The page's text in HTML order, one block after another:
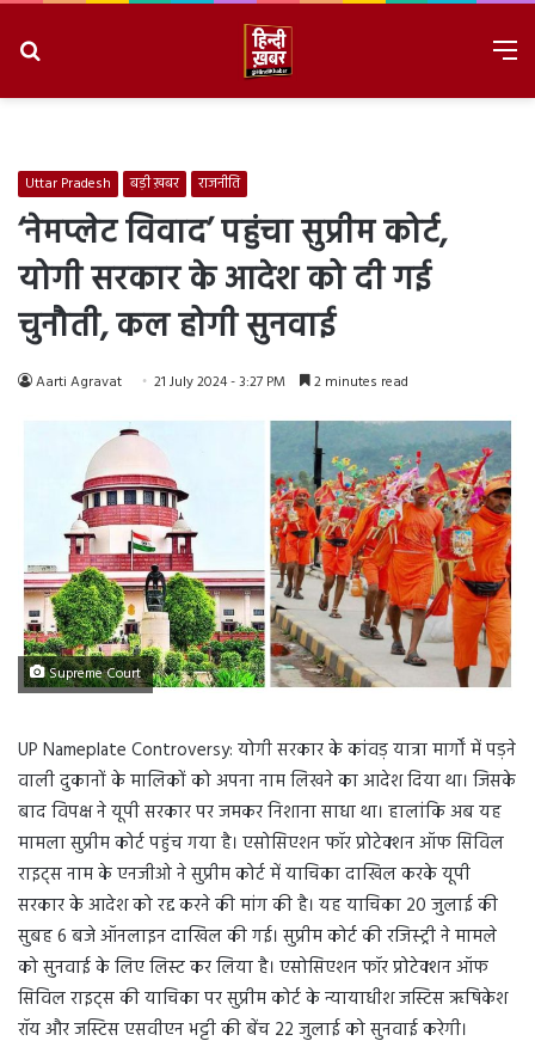
Uttar Pradesh बड़ी ख़बर राजनीति
‘नेमप्लेट विवाद’ पहुंचा सुप्रीम कोर्ट,
योगी सरकार के आदेश को दी गई
चुनौती, कल होगी सुनवाई
Aarti Agravat 21 July 2024 - 3:27 PM 2 minutes read
Supreme Court
UP Nameplate Controversy: योगी सरकार के कांवड़ यात्रा मार्गों में पड़ने
वाली दुकानों के मालिकों को अपना नाम लिखने का आदेश दिया था। जिसके
बाद विपक्ष ने यूपी सरकार पर जमकर निशाना साधा था। हालांकि अब यह
मामला सुप्रीम कोर्ट पहुंच गया है। एसोसिएशन फॉर प्रोटेक्शन ऑफ सिविल
राइट्स नाम के एनजीओ ने सुप्रीम कोर्ट में याचिका दाखिल करके यूपी
सरकार के आदेश को रद्द करने की मांग की है। यह याचिका 20 जुलाई की
सुबह 6 बजे ऑनलाइन दाखिल की गई। सुप्रीम कोर्ट की रजिस्ट्री ने मामले
को सुनवाई के लिए लिस्ट कर लिया है। एसोसिएशन फॉर प्रोटेक्शन ऑफ
सिविल राइट्स की याचिका पर सुप्रीम कोर्ट के न्यायाधीश जस्टिस ऋषिकेश
रॉय और जस्टिस एसवीएन भट्टी की बेंच 22 जुलाई को सुनवाई करेगी।